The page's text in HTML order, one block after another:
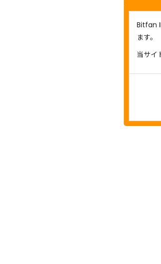
Bitfan
ます。
当サイ